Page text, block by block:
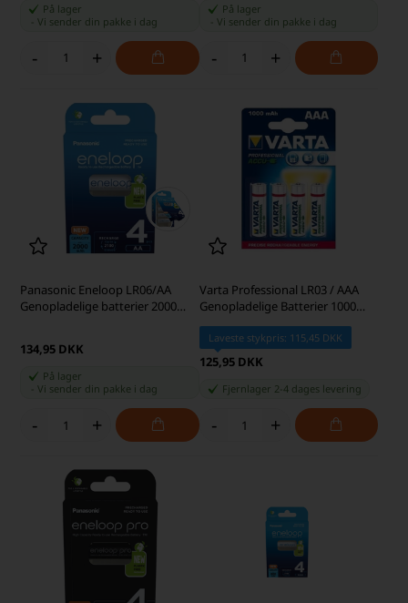
På lager
-Vi sender din pakke i dag
- +
På lager
Vi sender din pakke i dag
- +
Panasonic Eneloop LR06/AA
Genopladelige batterier 2000
134,95 DKK
På lager
-Vi sender din pakke i dag
- +
Varta Professional LR03 / AAA
Genopladelige Batterier 1000
mAh
Laveste stykpris: 115,45 DKK
125,95 DKK
Fjernlager 2-4 dages levering
- +